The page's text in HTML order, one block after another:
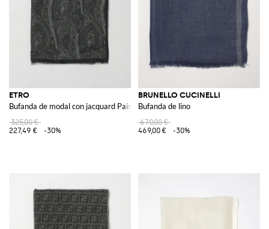
ETRO
Bufanda de modal con jacquard Paisley
325,00 €
227,49 €
-30%
BRUNELLO CUCINELLI
Bufanda de lino
670,00 €
469,00 €
-30%